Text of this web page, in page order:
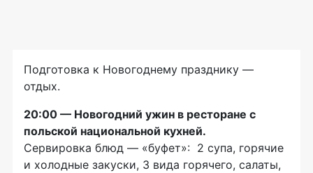
Подготовка к Новогоднему празднику —
отдых.
20:00 — Новогодний ужин в ресторане с
польской национальной кухней.
Сервировка блюд — «буфет»: 2 супа, горячие
и холодные закуски, 3 вида горячего, салаты,